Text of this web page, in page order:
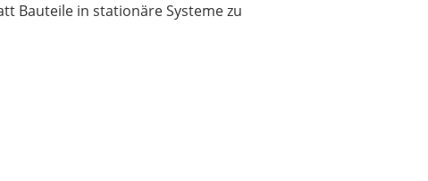
Bauteile in stationäre Systeme zu